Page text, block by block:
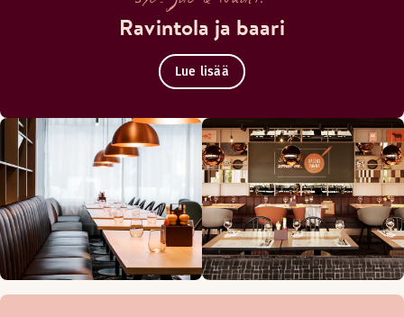
Ravintola ja baari
Lue lisää